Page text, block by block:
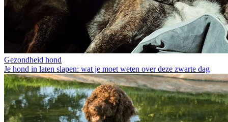
Gezondheid hond
Je hond in laten slapen: wat je moet weten over deze zwarte dag